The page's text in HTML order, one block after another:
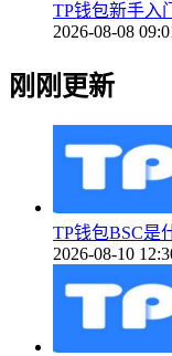
TP钱包新手入
2026-08-08
刚刚更新
TP钱包BSC是
2026-08-10